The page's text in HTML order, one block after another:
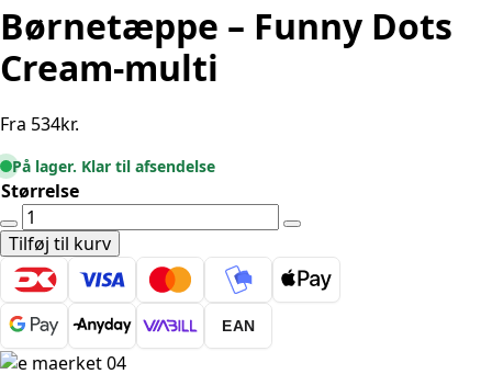
Børnetæppe – Funny Dots
Cream-multi
Fra 534kr.
På lager. Klar til afsendelse
Størrelse
Børnetæppe
-
Funny
Dots
Cream-
multi
antal
Tilføj til kurv
EAN